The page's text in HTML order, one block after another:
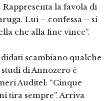
la favola di
Lui – confessa – si
che alla fine vince”.
scambiano qualche
di Annozero è
Auditel: “Cinque
tira sempre”. Arriva